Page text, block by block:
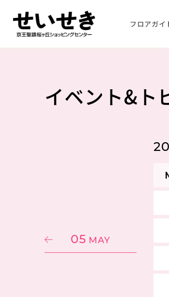
フロアガイ
イベント&ト
05 MAY